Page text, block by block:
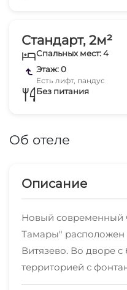
Стандарт, 2м²
Спальных мест: 4
Этаж: 0
Есть лифт, пандус
Без питания
Об отеле
Описание
Новый современный
Тамары" расположен
Витязево. Во дворе с
территорией с
южной